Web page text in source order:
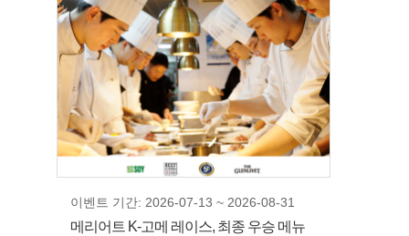
이벤트 기간: 2026-07-13 ~ 2026-08-31
메리어트 K-고메 레이스, 최종 우승 메뉴